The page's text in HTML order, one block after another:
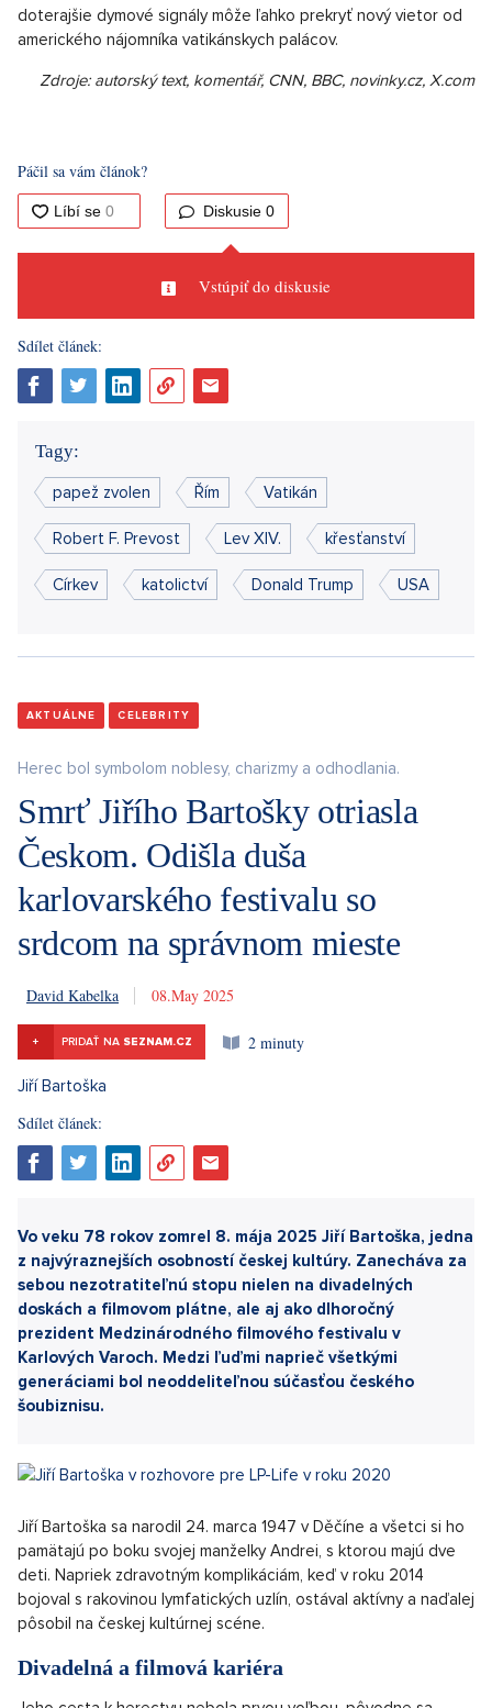
doterajšie dymové signály môže ľahko prekryť nový vietor od
amerického nájomníka vatikánskych palácov.
Zdroje: autorský text, komentář, CNN, BBC, novinky.cz, X.com
Páčil sa vám článok?
Diskusie 0
Vstúpiť do diskusie
Sdílet článek:
Tagy:
papež zvolen Řím Vatikán
Robert F. Prevost Lev XIV. křesťanství
Církev katolictví Donald Trump USA
AKTUÁLNE CELEBRITY
Herec bol symbolom noblesy, charizmy a odhodlania.
Smrť Jiřího Bartošky otriasla
Českom. Odišla duša
karlovarského festivalu so
srdcom na správnom mieste
David Kabelka 8. 5. 2025
+ PRIDAŤ NA SEZNAM.CZ 2 minuty
Sdílet článek:
Vo veku 78 rokov zomrel 8. mája 2025 Jiří Bartoška, jedna
z najvýraznejších osobností českej kultúry. Zanecháva za
sebou nezotratiteľnú stopu nielen na divadelných
doskách a filmovom plátne, ale aj ako dlhoročný
prezident Medzinárodného filmového festivalu v
generáciami bol neoddeliteľnou súčasťou českého